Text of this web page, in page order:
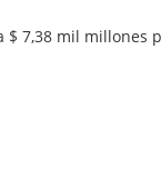
7,38 mil millones